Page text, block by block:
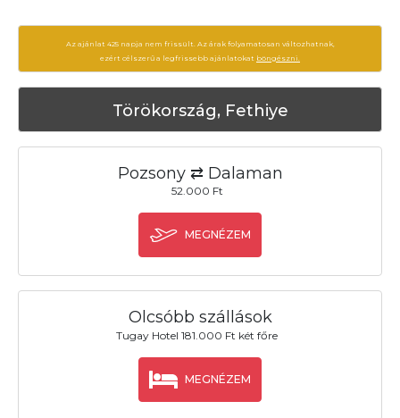
Az ajánlat 425 napja nem frissült. Az árak folyamatosan változhatnak,
ezért célszerű a legfrissebb ajánlatokat böngészni.
Törökország, Fethiye
Pozsony ⇄ Dalaman
52.000 Ft
MEGNÉZEM
Olcsóbb szállások
Tugay Hotel 181.000 Ft két főre
MEGNÉZEM